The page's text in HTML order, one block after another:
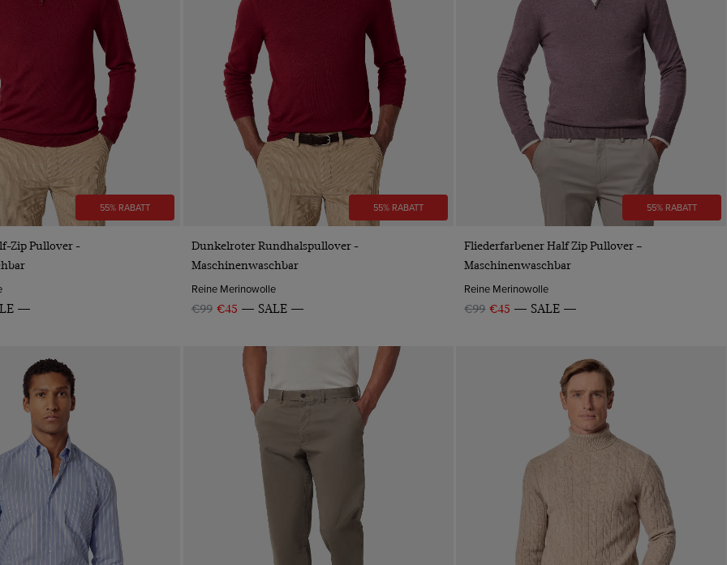
55% RABATT
VORSCHAU
Zip Pullover -
55% RABATT
VORSCHAU
Dunkelroter Rundhalspullover -
Maschinenwaschbar
Reine Merinowolle
€99 €45 SALE
55% RABATT
VORSCHAU
Fliederfarbener Half Zip Pullover –
Maschinenwaschbar
Reine Merinowolle
€99 €45 SALE